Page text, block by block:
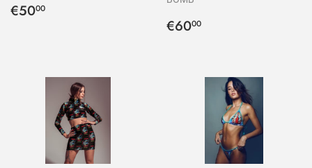
Precio
€5000
Precio
€6000